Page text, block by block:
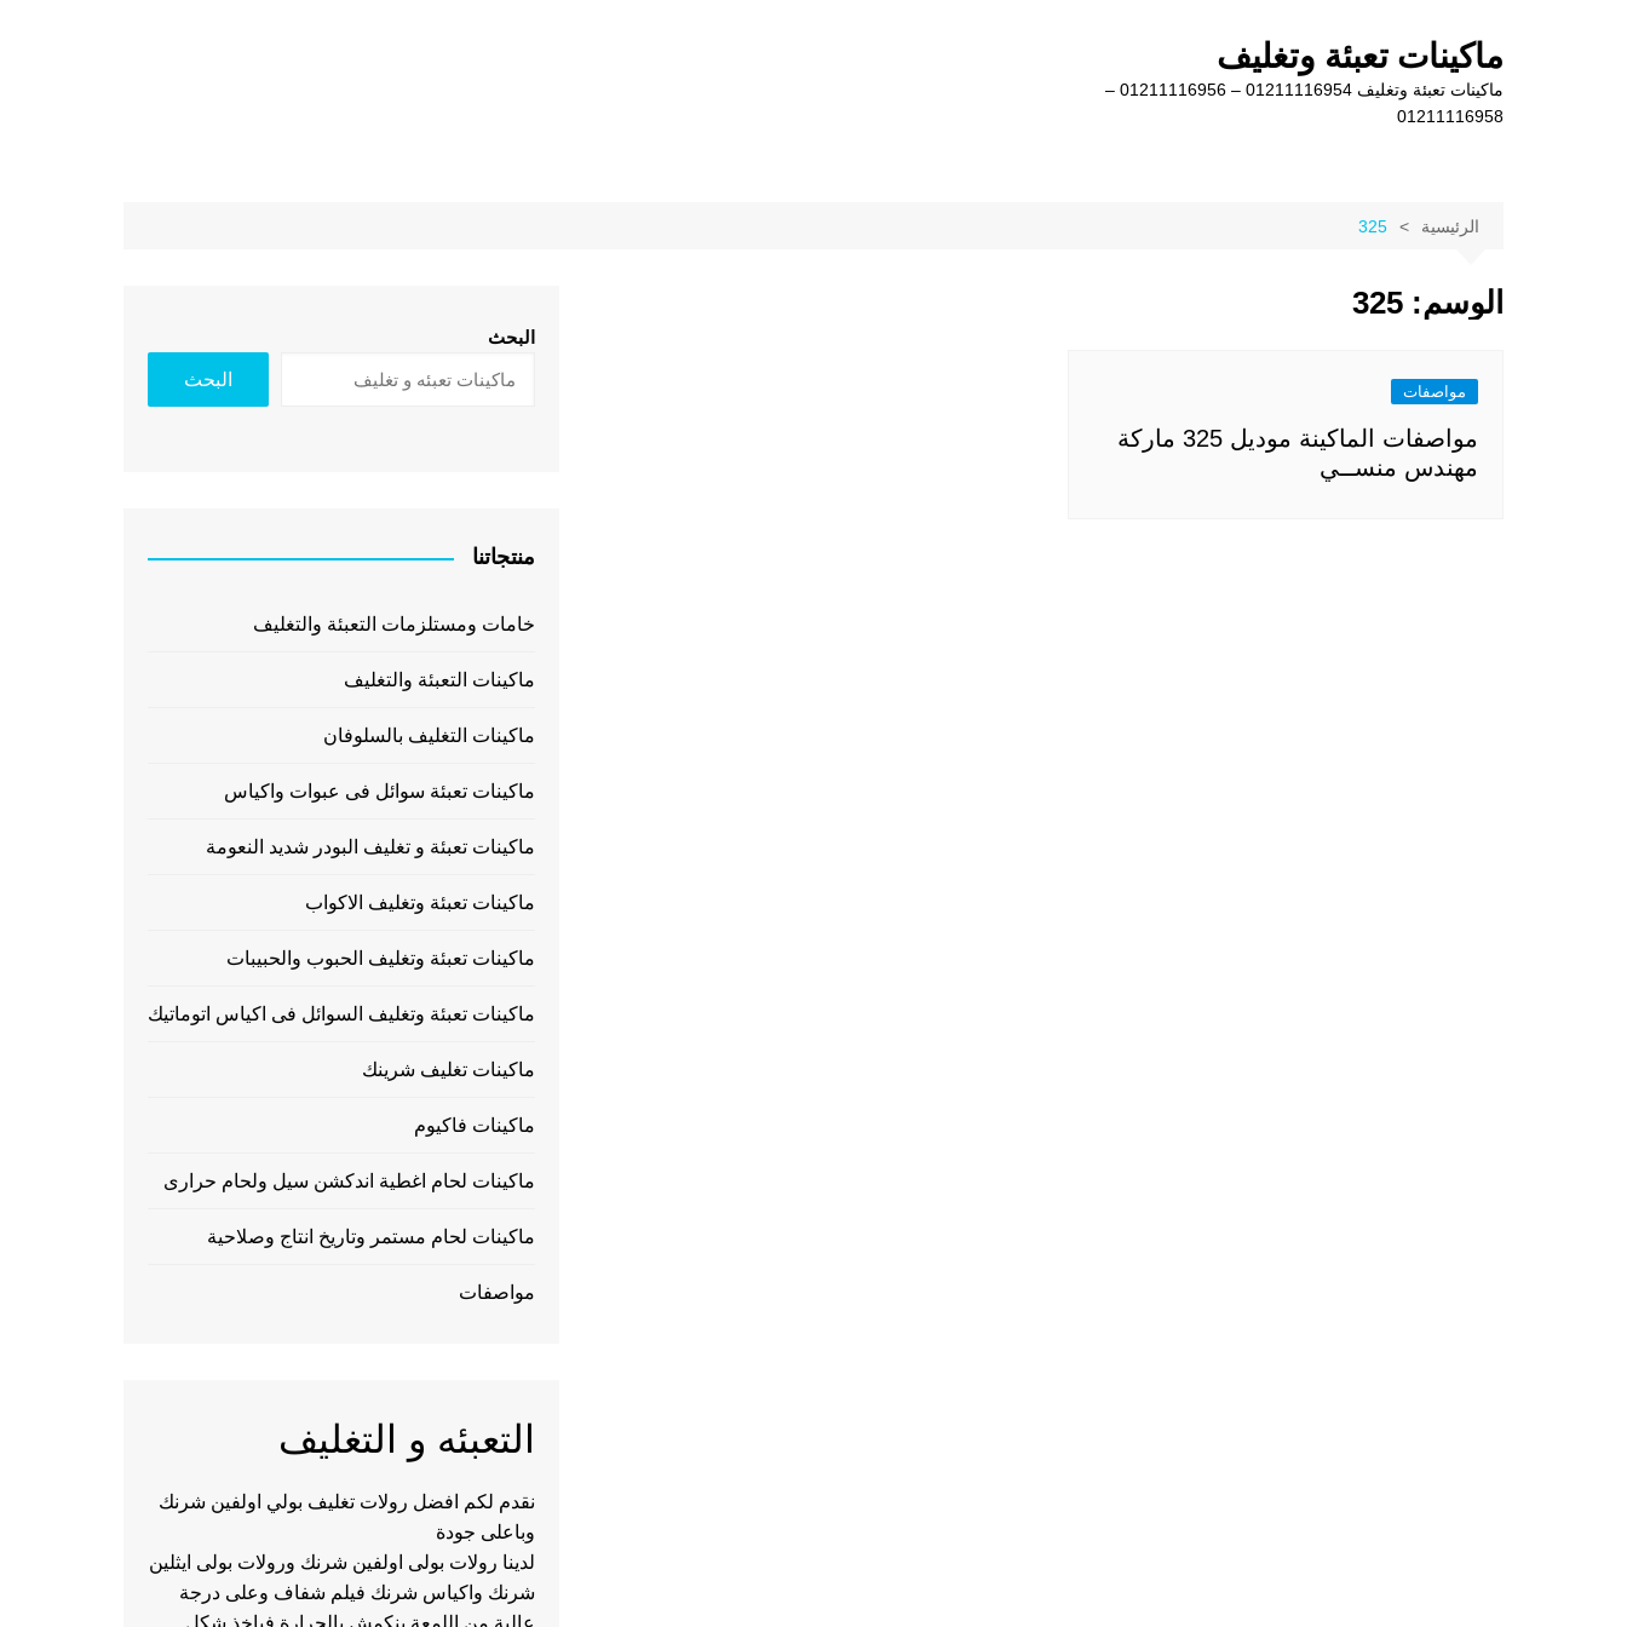
ماكينات تعبئة وتغليف
ماكينات تعبئة وتغليف 01211116954 – 01211116956 –
01211116958
الرئيسية 325
الوسم: 325
مواصفات
مواصفات الماكينة موديل 325 ماركة
مهندس منســي
البحث
البحث
منتجاتنا
خامات ومستلزمات التعبئة والتغليف
ماكينات التعبئة والتغليف
ماكينات التغليف بالسلوفان
ماكينات تعبئة سوائل فى عبوات واكياس
ماكينات تعبئة و تغليف البودر شديد النعومة
ماكينات تعبئة وتغليف الاكواب
ماكينات تعبئة وتغليف الحبوب والحبيبات
ماكينات تعبئة وتغليف السوائل فى اكياس اتوماتيك
ماكينات تغليف شرينك
ماكينات فاكيوم
ماكينات لحام اغطية اندكشن سيل ولحام حرارى
ماكينات لحام مستمر وتاريخ انتاج وصلاحية
مواصفات
التعبئه و التغليف
نقدم لكم افضل رولات تغليف بولي اولفين شرنك
وباعلى جودة
لدينا رولات بولى اولفين شرنك ورولات بولى ايثلين
شرنك واكياس شرنك فيلم شفاف وعلى درجة
عالية من اللمعة ينكمش بالحرارة فياخذ شكل